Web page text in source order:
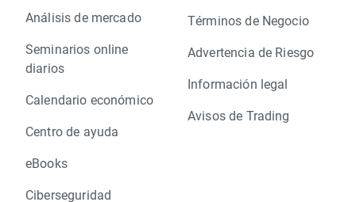
Análisis de mercado
Seminarios online
diarios
Calendario económico
Centro de ayuda
eBooks
Ciberseguridad
Términos de Negocio
Advertencia de Riesgo
Información legal
Avisos de Trading